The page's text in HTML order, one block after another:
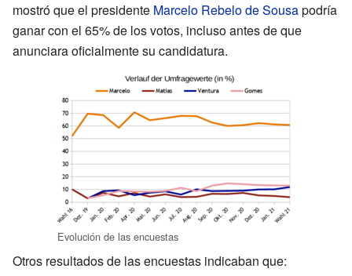
mostró que el presidente Marcelo Rebelo de Sousapodría
ganar con el 65% de los votos, incluso antes de que
anunciara oficialmente su candidatura.
Evolución de las encuestas
Otros resultados de las encuestas indicaban que: